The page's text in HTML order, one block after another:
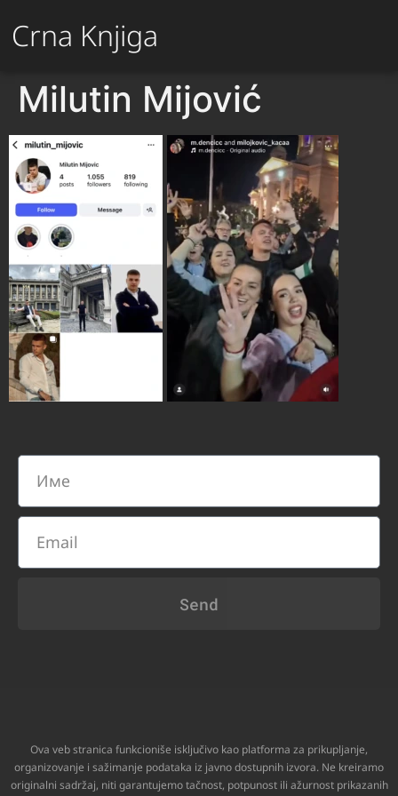
Crna Knjiga
Milutin Mijović
Send
Ova veb stranica funkcioniše isključivo kao platforma za prikupljanje,
organizovanje i sažimanje podataka iz javno dostupnih izvora. Ne kreiramo
originalni sadržaj, niti garantujemo tačnost, potpunost ili ažurnost prikazanih